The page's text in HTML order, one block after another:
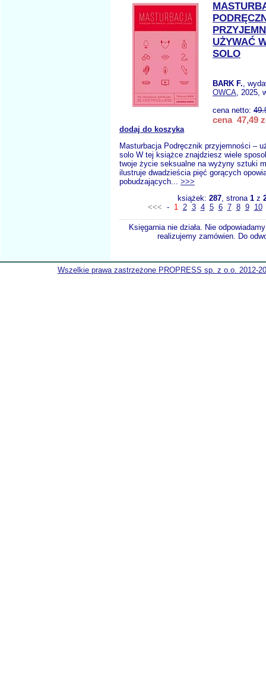
UŻYWAĆ
SOLO
BARK F.,
OWCA, 2025,
cena netto:
cena 47,49
dodaj do koszyka
Masturbacja Podręcznik przyjemności –
solo W tej książce znajdziesz wiele
twoje życie seksualne na wyżyny sztuki
ilustruje dwadzieścia pięć gorących
pobudzających... >>>
książek: 287, strona 1z
<<< - 1 2 3 4 5 6 7 8 9 10
Księgarnia nie działa. Nie
realizujemy zamówien. Do
Wszelkie prawa zastrzeżone PROPRESS sp. z o.o. 2012-